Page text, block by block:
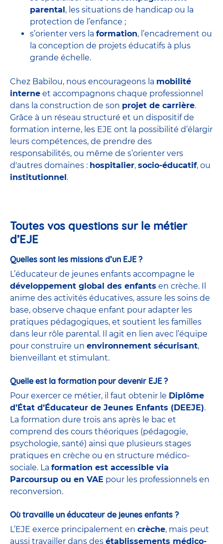
parental, les situations de handicap ou la
protection de l’enfance ;
s’orienter vers la formation, l’encadrement ou
la conception de projets éducatifs à plus
grande échelle.
Chez Babilou, nous encourageons la mobilité
interne et accompagnons chaque professionnel
dans la construction de son projet de carrière.
Grâce à un réseau structuré et un dispositif de
formation interne, les EJE ont la possibilité d’élargir
leurs compétences, de prendre des
responsabilités, ou même de s’orienter vers
d'autres domaines : hospitalier, socio-éducatif, ou
institutionnel.
Toutes vos questions sur le métier
d’EJE
Quelles sont les missions d’un EJE ?
L’éducateur de jeunes enfants accompagne le
développement global des enfants en crèche. Il
anime des activités éducatives, assure les soins de
base, observe chaque enfant pour adapter les
pratiques pédagogiques, et soutient les familles
dans leur rôle parental. Il agit en lien avec l’équipe
pour construire un environnement sécurisant,
bienveillant et stimulant.
Quelle est la formation pour devenir EJE ?
Pour exercer ce métier, il faut obtenir le Diplôme
d’État d’Éducateur de Jeunes Enfants (DEEJE).
La formation dure trois ans après le bac et
comprend des cours théoriques (pédagogie,
psychologie, santé) ainsi que plusieurs stages
pratiques en crèche ou en structure médico-
sociale. La formation est accessible via
Parcoursup ou en VAE pour les professionnels en
reconversion.
Où travaille un éducateur de jeunes enfants ?
L’EJE exerce principalement en crèche, mais peut
aussi travailler dans des établissements médico-